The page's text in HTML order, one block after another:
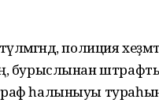
полиция
бурыслынан
һалыныуы